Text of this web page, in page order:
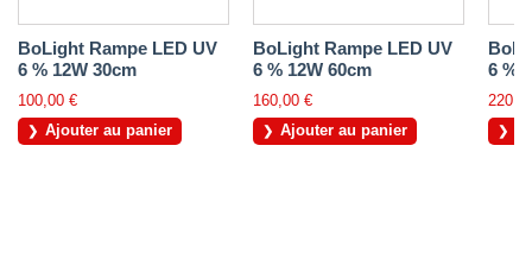
BoLight Rampe LED UV
6 % 12W 30cm
100,00 €
Ajouter au panier
BoLight Rampe LED UV
6 % 12W 60cm
160,00 €
Ajouter au panier
6 %